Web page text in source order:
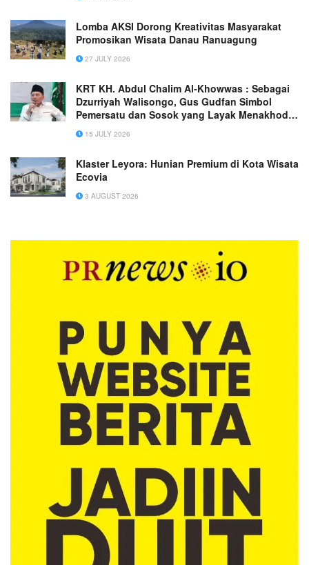
Lomba AKSI Dorong Kreativitas Masyarakat
Promosikan Wisata Danau Ranuagung
27 JULY 2026
KRT KH. Abdul Chalim Al-Khowwas : Sebagai
Dzurriyah Walisongo, Gus Gudfan Simbol
Pemersatu dan Sosok yang Layak Menakhodai
PBNU
15 JULY 2026
Klaster Leyora: Hunian Premium di Kota Wisata
Ecovia
3 AUGUST 2026